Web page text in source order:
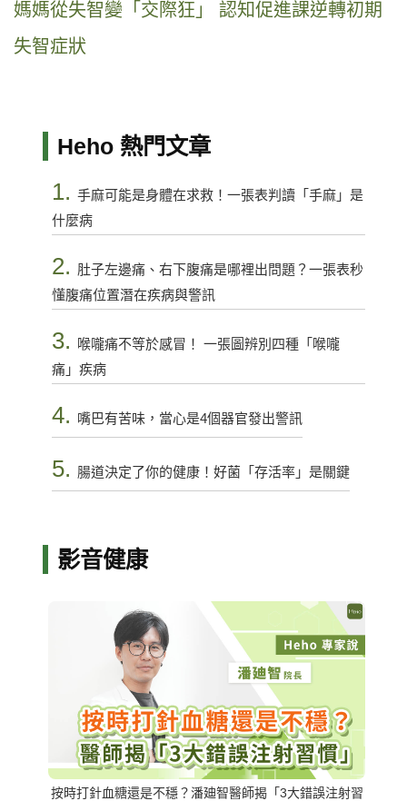
媽媽從失智變「交際狂」 認知促進課逆轉初期
失智症狀
Heho 熱門文章
1. 手麻可能是身體在求救！一張表判讀「手麻」是
什麼病
2. 肚子左邊痛、右下腹痛是哪裡出問題？一張表秒
懂腹痛位置潛在疾病與警訊
3.
喉嚨痛不等於感冒！ 一張圖辨別四種「喉嚨
痛」疾病
4. 嘴巴有苦味，當心是4個器官發出警訊
5. 腸道決定了你的健康！好菌「存活率」是關鍵
影音健康
按時打針血糖還是不穩？潘廸智醫師揭「3大錯誤注射習